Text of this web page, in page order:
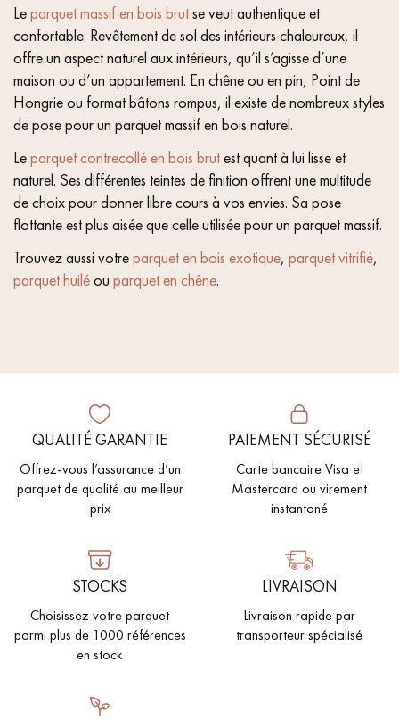
Leparquet massif en bois brutse veut authentique et
confortable. Revêtement de sol des intérieurs chaleureux, il
offre un aspect naturel aux intérieurs, qu’il s’agisse d’une
maison ou d’un appartement. En chêne ou en pin, Point de
Hongrie ou format bâtons rompus, il existe de nombreux styles
de pose pour un parquet massif en bois naturel.
Leparquet contrecollé en bois brutest quant à lui lisse et
naturel. Ses différentes teintes de finition offrent une multitude
de choix pour donner libre cours à vos envies. Sa pose
flottante est plus aisée que celle utilisée pour un parquet massif.
Trouvez aussi votreparquet en bois exotique, parquet vitrifié,
parquet huiléou parquet en chêne.
QUALITÉ GARANTIE
Offrez-vous l’assurance d’un
parquet de qualité au meilleur
prix
PAIEMENT SÉCURISÉ
Carte bancaire Visa et
Mastercard ou virement
instantané
STOCKS
Choisissez votre parquet
parmi plus de 1000 références
en stock
LIVRAISON
Livraison rapide par
transporteur spécialisé